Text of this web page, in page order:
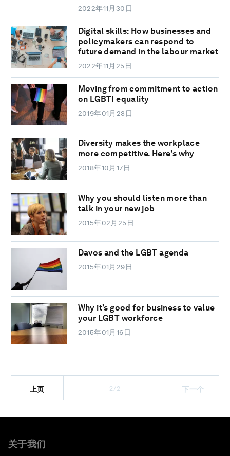
2022年11月30日
Digital skills: How businesses and
policymakers can respond to
future demand in the labour market
2022年11月25日
Moving from commitment to action
on LGBTI equality
2019年01月23日
Diversity makes the workplace
more competitive. Here's why
2018年10月17日
Why you should listen more than
talk in your new job
2015年02月25日
Davos and the LGBT agenda
2015年01月29日
Why it’s good for business to value
your LGBT workforce
2015年01月16日
上页 2/2 下一个
关于我们